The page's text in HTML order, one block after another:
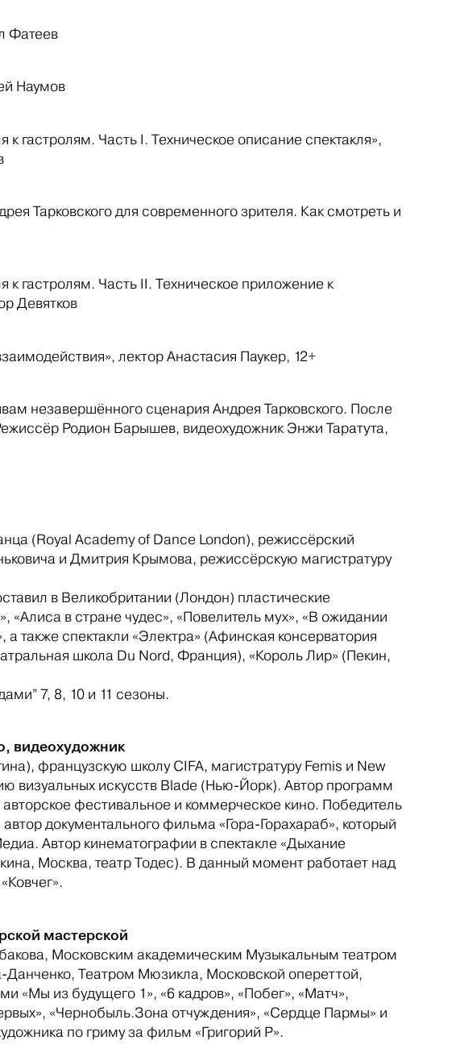
Фатеев
Наумов
к гастролям. Часть I. Техническое описание спектакля»,
Тарковского для современного зрителя. Как смотреть и
к гастролям. Часть II. Техническое приложение к
Девятков
лектор Анастасия Паукер, 12+
незавершённого сценария Андрея Тарковского. После
Родион Барышев, видеохудожник Энжи Таратута,
(Royal Academy of Dance London), режиссёрский
и Дмитрия Крымова, режиссёрскую магистратуру
в Великобритании (Лондон) пластические
«Алиса в стране чудес», «Повелитель мух», «В ожидании
а также спектакли «Электра» (Афинская консерватория
школа Du Nord, Франция), «Король Лир» (Пекин,
7, 8, 10 и 11 сезоны.
видеохудожник
французскую школу CIFA, магистратуру Femis и New
искусств Blade (Нью-Йорк). Автор программ
фестивальное и коммерческое кино. Победитель
документального фильма «Гора-Горахараб», который
Автор кинематографии в спектакле «Дыхание
Москва, театр Тодес). В данный момент работает над
мастерской
Московским академическим Музыкальным театром
Театром Мюзикла, Московской опереттой,
«Мы из будущего 1», «6 кадров», «Побег», «Матч»,
«Чернобыль.Зона отчуждения», «Сердце Пармы» и
по гриму за фильм «Григорий Р».